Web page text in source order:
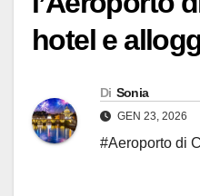
hotel e
Di Sonia
GEN 23, 2026
#Aeroporto di